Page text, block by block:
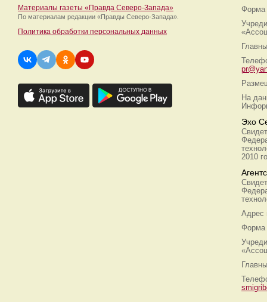
Материалы газеты «Правда Северо-Запада»
По материалам редакции «Правды Северо-Запада».
Политика обработки персональных данных
Форма
На
Эхо
2010
Адрес
Форма